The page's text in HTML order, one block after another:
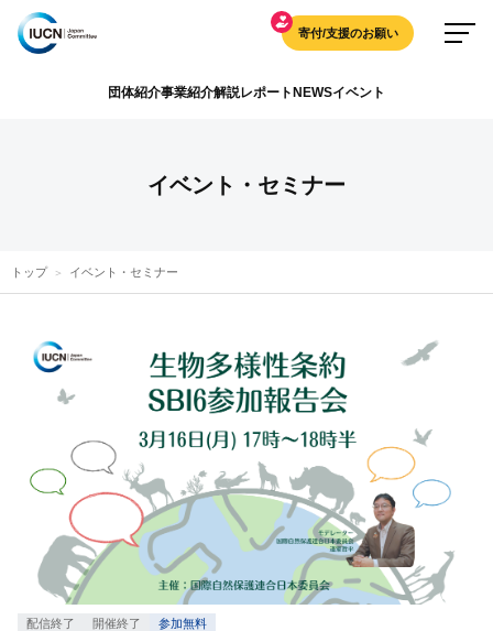
寄付/支援のお願い
団体紹介事業紹介解説レポート NEWSイベント
イベント・セミナー
トップ イベント・セミナー
配信終了 開催終了 参加無料